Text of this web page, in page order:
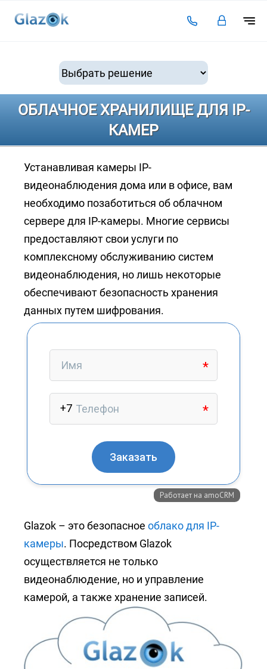
Видеоаналитика
Решения для бизнеса
Оплата
Инструкции
Статьи
Контакты
+7 (727) 317-61-61
info@glazok.kz
ОБЛАЧНОЕ ХРАНИЛИЩЕ ДЛЯ IP-
КАМЕР
Устанавливая камеры IP-
видеонаблюдения дома или в офисе, вам
необходимо позаботиться об облачном
сервере для IP-камеры. Многие сервисы
предоставляют свои услуги по
комплексному обслуживанию систем
видеонаблюдения, но лишь некоторые
обеспечивают безопасность хранения
данных путем шифрования.
Glazok – это безопасное облако для IP-
камеры. Посредством Glazok
осуществляется не только
видеонаблюдение, но и управление
камерой, а также хранение записей.